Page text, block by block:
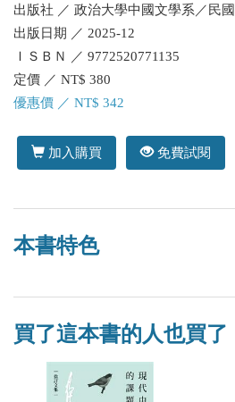
出版社 ／ 政治大學中國文學系／民
出版日期 ／ 2025-12
ＩＳＢＮ ／ 9772520771135
定價 ／ NT$ 380
優惠價 ／ NT$ 342
加入購買 免費試閱
本書特色
買了這本書的人也買了